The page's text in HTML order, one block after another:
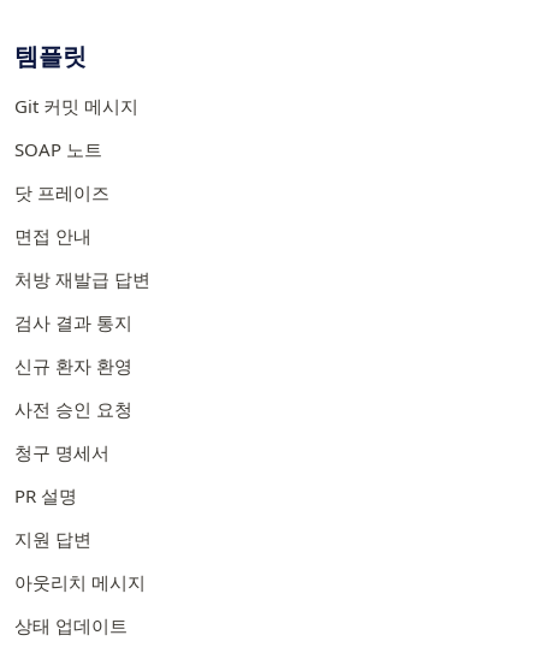
템플릿
Git 커밋 메시지
SOAP 노트
닷 프레이즈
면접 안내
처방 재발급 답변
검사 결과 통지
신규 환자 환영
사전 승인 요청
청구 명세서
PR 설명
지원 답변
아웃리치 메시지
상태 업데이트